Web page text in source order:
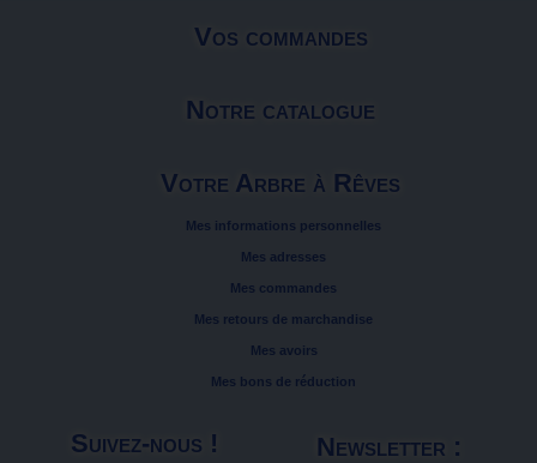
Vos commandes
Notre catalogue
Votre Arbre à Rêves
Mes informations personnelles
Mes adresses
Mes commandes
Mes retours de marchandise
Mes avoirs
Mes bons de réduction
Suivez-nous ! Newsletter :